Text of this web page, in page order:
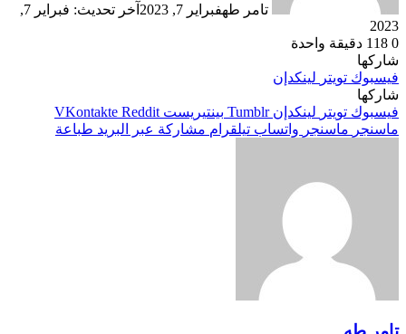
تامر طهفبراير 7, 2023
آخر تحديث: فبراير 7,
2023
0
دقيقة واحدة
شاركها
فيسبوك تويتر لينكدإن
شاركها
فيسبوك تويتر لينكدإن بينتيريست
ماسنجر ماسنجر واتساب تيلقرام مشاركة عبر البريد طباعة